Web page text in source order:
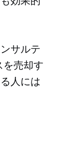
サルテ
を売却す
人には